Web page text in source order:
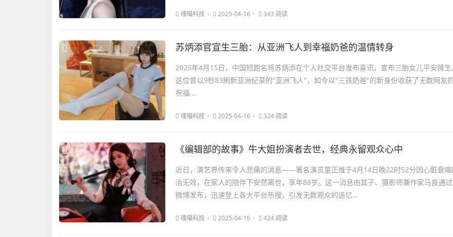
魂喵科技 2025-04-16 343 阅读
苏炳添官宣生三胎：从亚洲飞人到幸福奶爸的温情转身
2025年4月15日，中国短跑名将苏炳添在个人社交平台发布喜讯，宣布三胎女儿平安降生
这位曾以9秒83刷新亚洲纪录的"亚洲飞人"，如今以"三孩奶爸"的新身份收获了无数网友
祝福...
魂喵科技 2025-04-16 324 阅读
《编辑部的故事》牛大姐扮演者去世，经典永留观众心中
近日，演艺界传来令人悲痛的消息——著名演员童正维于4月14日晚22时52分因心脏衰竭
治无效，在家人的陪伴下安然离世，享年88岁。这一消息由其子、摄影师兼作家马良通过
微博发布，迅速登上各大平台热搜，引发无数观众的追忆...
魂喵科技 2025-04-16 424 阅读